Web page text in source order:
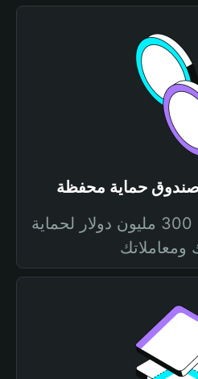
صندوق حماية بقيمة 300 مليون دولار لحماية